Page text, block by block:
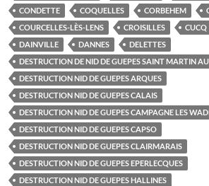
CONDETTE
COQUELLES CORBEHEM
COURCELLES-LÈS-LENS
CROISILLES CUCQ
DAINVILLE
DANNES
DELETTES
DESTRUCTION DE NID DE GUEPES SAINT MARTIN
DESTRUCTION NID DE GUEPES ARQUES
DESTRUCTION NID DE GUEPES CALAIS
DESTRUCTION NID DE GUEPES CAMPAGNE LES
DESTRUCTION NID DE GUEPES CAPSO
DESTRUCTION NID DE GUEPES CLAIRMARAIS
DESTRUCTION NID DE GUEPES EPERLECQUES
DESTRUCTION NID DE GUEPES HALLINES